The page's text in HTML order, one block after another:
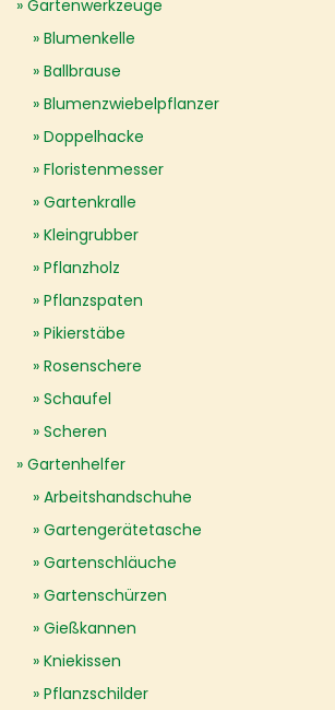
Gartenwerkzeuge
Blumenkelle
Ballbrause
Blumenzwiebelpflanzer
Doppelhacke
Floristenmesser
Gartenkralle
Kleingrubber
Pflanzholz
Pflanzspaten
Pikierstäbe
Rosenschere
Schaufel
Scheren
Gartenhelfer
Arbeitshandschuhe
Gartengerätetasche
Gartenschläuche
Gartenschürzen
Gießkannen
Kniekissen
Pflanzschilder